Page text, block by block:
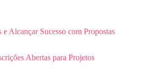
Alcançar Sucesso com Propostas